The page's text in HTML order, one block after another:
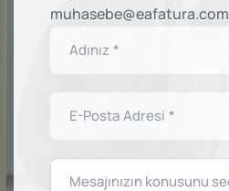
muhasebe@eafatura.com
Adınız *
E-Posta Adresi *